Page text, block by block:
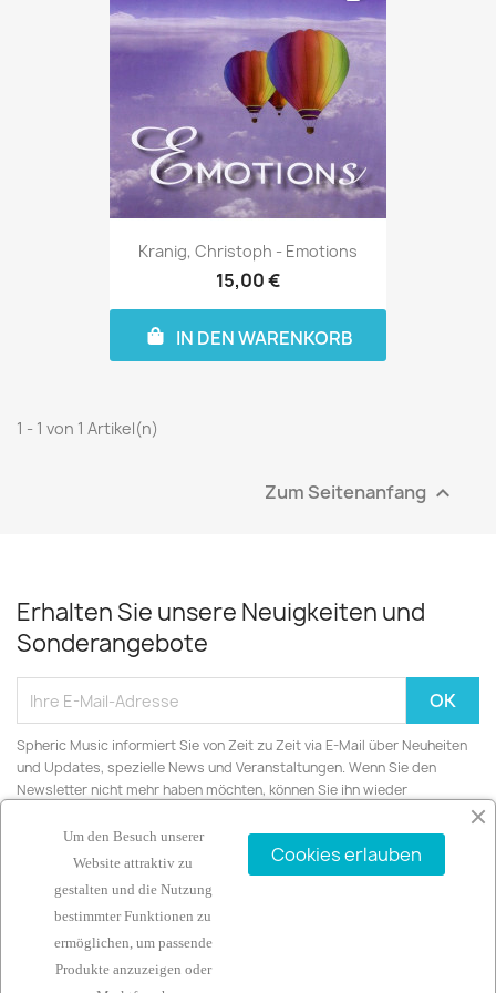
Kranig, Christoph - Emotions
15,00 €
IN DEN WARENKORB
1 - 1 von 1 Artikel(n)
Zum Seitenanfang 
Erhalten Sie unsere Neuigkeiten und
Sonderangebote
Spheric Music informiert Sie von Zeit zu Zeit via E-Mail über Neuheiten
und Updates, spezielle News und Veranstaltungen. Wenn Sie den
Newsletter nicht mehr haben möchten, können Sie ihn wieder
ARTIKEL
UNTERNEHMEN
Um den Besuch unserer
Website attraktiv zu
gestalten und die Nutzung
bestimmter Funktionen zu
ermöglichen, um passende
Produkte anzuzeigen oder
Cookies erlauben